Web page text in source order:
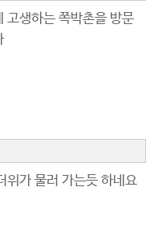
고생하는 쪽박촌을 방문
위가 물러 가는듯 하네요